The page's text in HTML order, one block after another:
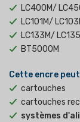
LC400M/
LC101M/
LC133M/
BT5000M
Cette encre
cartouches
cartouches
systèmes